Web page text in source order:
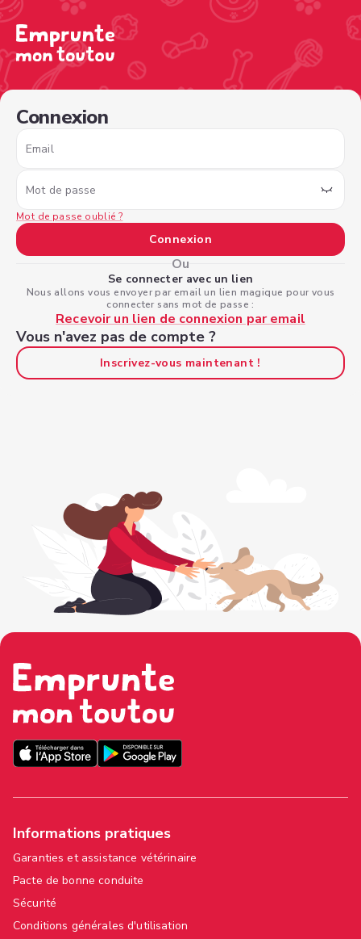
Connexion
Email
Mot de passe
Mot de passe oublié ?
Connexion
Ou
Se connecter avec un lien
Nous allons vous envoyer par email un lien magique pour vous
connecter sans mot de passe :
Recevoir un lien de connexion par email
Vous n'avez pas de compte ?
Inscrivez-vous maintenant !
Informations pratiques
Garanties et assistance vétérinaire
Pacte de bonne conduite
Sécurité
Conditions générales d'utilisation
/sign-in?nextPage=%2Fview-profile%2F0d4dd747-de84-